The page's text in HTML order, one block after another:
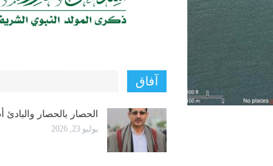
آفاق
الحصار بالحصار والبادئ
يوليو 23, 2026